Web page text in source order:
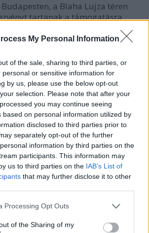
My Personal Information
of the sale, sharing to third parties, or
personal or sensitive information for
by us, please use the below opt-out
selection. Please note that after your
you may continue seeing
based on personal information utilized by
disclosed to third parties prior to
separately opt-out of the further
information by third parties on the
participants. This information may
us to third parties on the IAB’s List of
that may further disclose it to other
website/app uses one or more Google
or usage behaviour. You may click to
Processing Opt Outs
of the Sharing of my
a Blaha Lujza téren
tartanak a támogatásra
- Unisex dupla